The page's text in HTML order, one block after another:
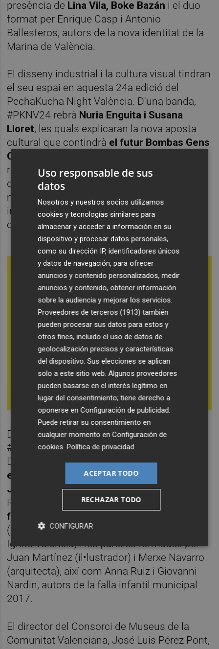
presència de Lina Vila, Boke Bazán i el duo
format per Enrique Casp i Antonio
Ballesteros, autors de la nova identitat de la
Marina de València.
El disseny industrial i la cultura visual tindran
el seu espai en aquesta 24a edició del
PechaKucha Night València. D'una banda,
#PKNV24 rebrà Nuria Enguita i Susana
Lloret, les quals explicaran la nova aposta
cultural que contindrà el futur Bombas Gens
Centre d'Art
responsables del festival ElCASC
desgranaran aquesta proposta
multidisciplinària, premiada en l’àmbit
internacional, que ocupa anualment els
carrers de la localitat alacantina.
Des de l'àmbit del disseny industrial,
#PKNV24 rebrà Vicente Gallega (Gallega
Design), estudi La Mamba i elsjóvens
estudiants procedents de la Universitat
Jaume I de Castellóque componen Electric
Racing Team. Completen el cartell,
fotògrafa Lara Ripoll
(‘coach’ i promotor de València Vibrant i
Ignite Valencia) i les parelles formades per
Juan Martínez (il•lustrador) i Merxe Navarro
(arquitecta), així com Anna Ruiz i Giovanni
Nardin, autors de la falla infantil municipal
2017.
El director del Consorci de Museus de la
Comunitat Valenciana, José Luis Pérez Pont,
Uso responsable de sus
datos
Nosotros y nuestros socios utilizamos
cookies y tecnologías similares para
almacenar y acceder a información en su
dispositivo y procesar datos personales,
como su dirección IP, identificadores únicos
y datos de navegación, para ofrecer
anuncios y contenido personalizados, medir
anuncios y contenido, obtener información
sobre la audiencia y mejorar los servicios.
Proveedores de terceros (1913) también
pueden procesar sus datos para estos y
otros fines, incluido el uso de datos de
geolocalización precisos y características
del dispositivo. Sus elecciones se aplican
solo a este sitio web. Algunos proveedores
pueden basarse en el interés legítimo en
lugar del consentimiento; tiene derecho a
oponerse enConfiguración de publicidad
Puede retirar su consentimiento en
cualquier momento enConfiguración de
cookies .Política de privacidad
ACEPTAR TODO
RECHAZAR TODO
CONFIGURAR